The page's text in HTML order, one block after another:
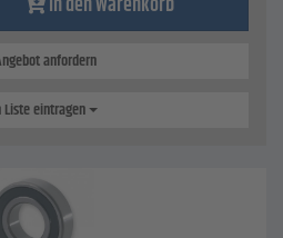
anfordern
eintragen